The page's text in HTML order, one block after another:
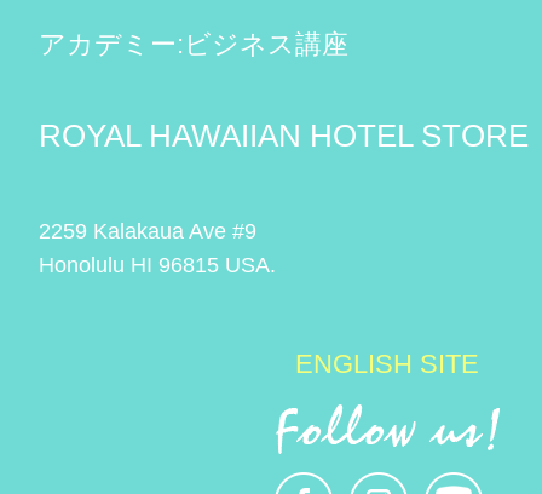
アカデミー:ビジネス講座
ROYAL HAWAIIAN HOTEL STORE
2259 Kalakaua Ave #9
Honolulu HI 96815 USA.
ENGLISH SITE